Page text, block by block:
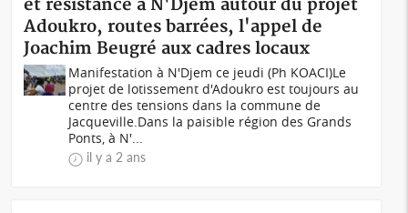
et résistance à N'Djem autour du projet
Adoukro, routes barrées, l'appel de
Joachim Beugré aux cadres locaux
Manifestation à N'Djem ce jeudi (Ph KOACI)Le
projet de lotissement d'Adoukro est toujours au
centre des tensions dans la commune de
Jacqueville.Dans la paisible région des Grands
Ponts, à N'...
il y a 2 ans